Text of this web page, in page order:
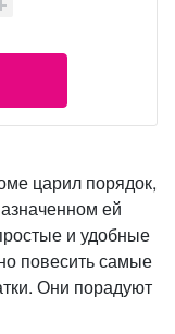
царил порядок,
ей
и удобные
повесить самые
Они порадуют